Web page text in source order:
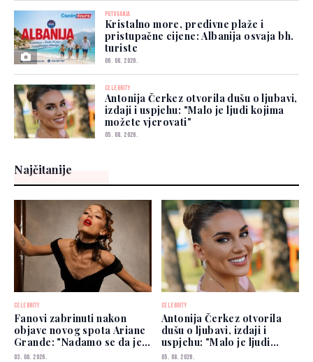
PUTOVANJA
Kristalno more, predivne plaže i
pristupačne cijene: Albanija osvaja bh.
turiste
06. 08. 2026.
CELEBRITY
Antonija Čerkez otvorila dušu o ljubavi,
izdaji i uspjehu: "Malo je ljudi kojima
možete vjerovati"
05. 08. 2026.
Najčitanije
CELEBRITY
Fanovi zabrinuti nakon
objave novog spota Ariane
Grande: "Nadamo se da je
dobro"
03. 08. 2026.
CELEBRITY
Antonija Čerkez otvorila
dušu o ljubavi, izdaji i
uspjehu: "Malo je ljudi
kojima možete vjerovati"
05. 08. 2026.